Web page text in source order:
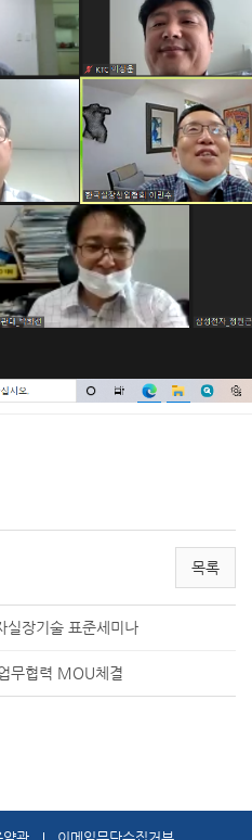
목록
실장기술 표준세미나
무협력 MOU체결